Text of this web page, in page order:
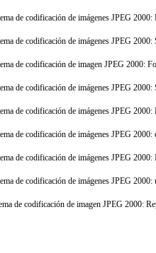
de codificación de imágenes JPEG
de codificación de imágenes JPEG
de codificación de imagen JPEG 2000:
de codificación de imágenes JPEG
de codificación de imágenes JPEG
de codificación de imágenes JPEG
de codificación de imágenes JPEG
de codificación de imágenes JPEG
de codificación de imagen JPEG 2000: